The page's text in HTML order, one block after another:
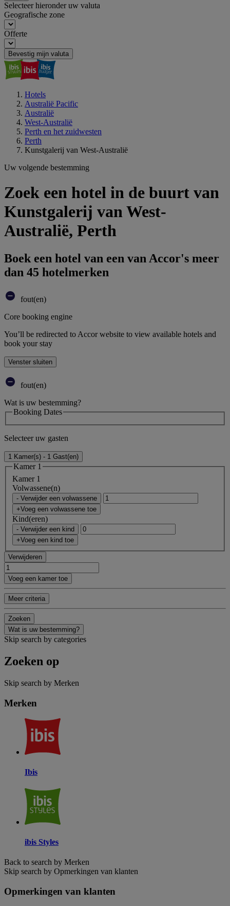
Selecteer hieronder uw valuta
Geografische zone
Offerte
Bevestig mijn valuta
Hotels
Australië Pacific
Australië
West-Australië
Perth en het zuidwesten
Perth
Kunstgalerij van West-Australië
Uw volgende bestemming
Zoek een hotel in de buurt van
Kunstgalerij van West-
Australië, Perth
Boek een hotel van een van Accor's meer
dan 45 hotelmerken
fout(en)
Core booking engine
You’ll be redirected to Accor website to view available hotels and
book your stay
Venster sluiten
fout(en)
Wat is uw bestemming?
Booking Dates
Selecteer uw gasten
1 Kamer(s) - 1 Gast(en)
Kamer 1
Kamer 1
Volwassene(n)
- Verwijder een volwassene
+Voeg een volwassene toe
Kind(eren)
- Verwijder een kind
+Voeg een kind toe
Verwijderen
Voeg een kamer toe
Meer criteria
Zoeken
Wat is uw bestemming?
Skip search by categories
Zoeken op
Skip search by Merken
Merken
Ibis
ibis Styles
Back to search by Merken
Skip search by Opmerkingen van klanten
Opmerkingen van klanten